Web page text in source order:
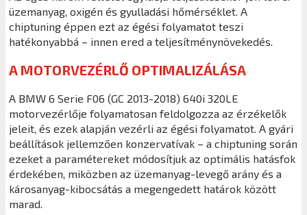
üzemanyag, oxigén és gyulladási hőmérséklet. A
chiptuning éppen ezt az égési folyamatot teszi
hatékonyabbá – innen ered a teljesítménynövekedés.
A MOTORVEZÉRLŐ OPTIMALIZÁLÁSA
A BMW 6 Serie F06 (GC 2013-2018) 640i 320LE
motorvezérlője folyamatosan feldolgozza az érzékelők
jeleit, és ezek alapján vezérli az égési folyamatot. A gyári
beállítások jellemzően konzervatívak – a chiptuning során
ezeket a paramétereket módosítjuk az optimális hatásfok
érdekében, miközben az üzemanyag-levegő arány és a
károsanyag-kibocsátás a megengedett határok között
marad.